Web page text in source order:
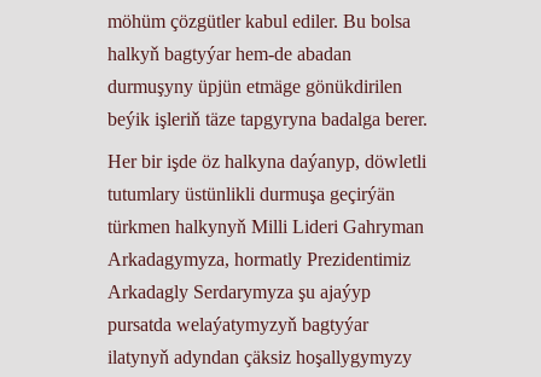
möhüm çözgütler kabul ediler. Bu bolsa
halkyň bagtyýar hem-de abadan
durmuşyny üpjün etmäge gönükdirilen
beýik işleriň täze tapgyryna badalga berer.
Her bir işde öz halkyna daýanyp, döwletli
tutumlary üstünlikli durmuşa geçirýän
türkmen halkynyň Milli Lideri Gahryman
Arkadagymyza, hormatly Prezidentimiz
Arkadagly Serdarymyza şu ajaýyp
pursatda welaýatymyzyň bagtyýar
ilatynyň adyndan çäksiz hoşallygymyzy